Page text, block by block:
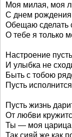
Моя милая, моя
С днем рождения
Обещаю сделать
О тебе я только
Настроение
И улыбка не
Быть с тобою
Пусть
Пусть жизнь
От любви
Ты — моя царица
Так сияй же как